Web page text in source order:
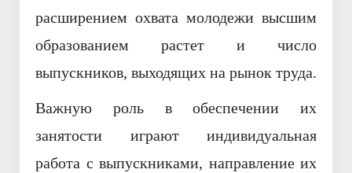
расширением охвата молодежи высшим
образованием растет и число
выпускников, выходящих на рынок труда.
Важную роль в обеспечении их
занятости играют индивидуальная
работа с выпускниками, направление их